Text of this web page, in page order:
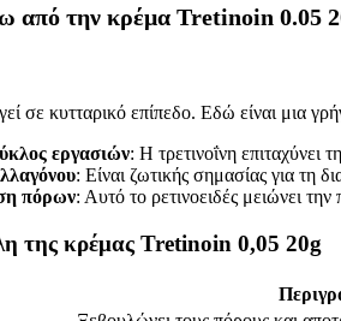
από την κρέμα Tretinoin 0.05
σε κυτταρικό επίπεδο. Εδώ είναι μια
εργασιών: Η τρετινοΐνη επιταχύνει
: Είναι ζωτικής σημασίας για τη
πόρων: Αυτό το ρετινοειδές μειώνει
της κρέμας Tretinoin 0,05 20g